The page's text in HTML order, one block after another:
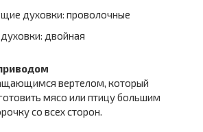
духовки: проволочные
двойная
вертелом, который
мясо или птицу большим
со всех сторон.